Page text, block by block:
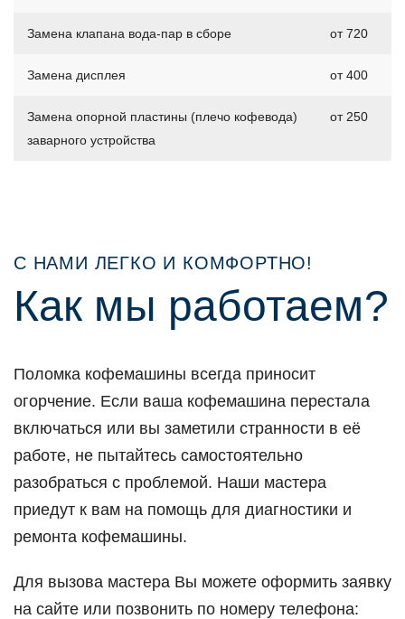
Замена клапана вода-пар в сборе от 720
Замена дисплея от 400
Замена опорной пластины (плечо кофевода)
заварного устройства
от 250
С НАМИ ЛЕГКО И КОМФОРТНО!
Как мы работаем?
Поломка кофемашины всегда приносит
огорчение. Если ваша кофемашина перестала
включаться или вы заметили странности в её
работе, не пытайтесь самостоятельно
разобраться с проблемой. Наши мастера
приедут к вам на помощь для диагностики и
ремонта кофемашины.
Для вызова мастера Вы можете оформить заявку
на сайте или позвонить по номеру телефона: